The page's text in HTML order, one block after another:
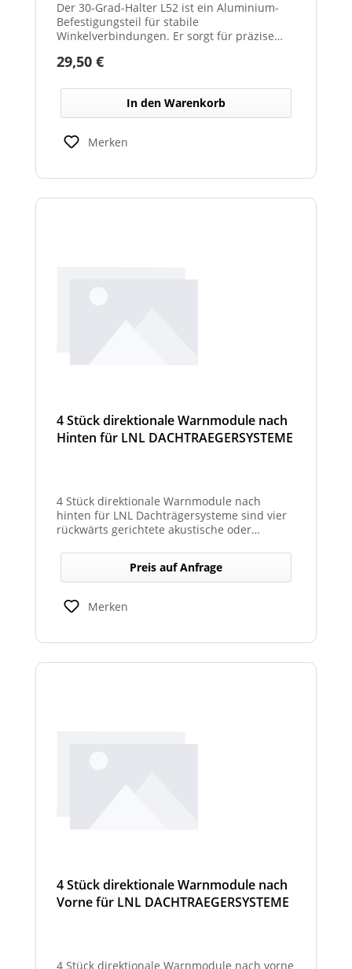
Der 30-Grad-Halter L52 ist ein Aluminium-
Befestigungsteil für stabile
Winkelverbindungen. Er sorgt für präzise
Durch das leichte, korrosionsbeständige
Anwendungen.
Regulärer Preis:
29,50 €
In den Warenkorb
Merken
4 Stück direktionale Warnmodule nach
Hinten für LNL DACHTRAEGERSYSTEME
4 Stück direktionale Warnmodule nach
hinten für LNL Dachträgersysteme sind vier
rückwärts gerichtete akustische oder
montiert werden, um gezielte Warnsignale
nach hinten auszugeben. Sie verbessern die
Sicht‑ und Hörbarkeit von Warnhinweisen im
Heckbereich und erhöhen so die Sicherheit
bei Rückwärts‑ oder Einsatzfahrten.
Preis auf Anfrage
Merken
4 Stück direktionale Warnmodule nach
Vorne für LNL DACHTRAEGERSYSTEME
4 Stück direktionale Warnmodule nach vorne